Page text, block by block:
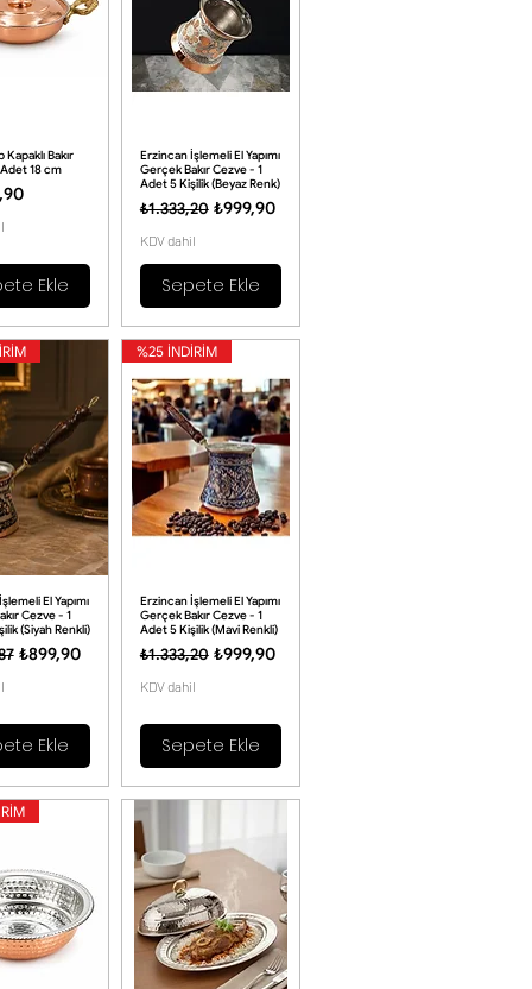
Bakır
18 cm
Ekle
Erzincan İşlemeli El Yapımı
Gerçek Bakır Cezve - 1
Adet 5 Kişilik (Beyaz Renk)
Normal Fiyat
₺1.333,20 İndirimli Fiyat
₺999,90
KDV dahil
Sepete Ekle
El Yapımı
Cezve - 1
(Siyah Renkli)
Fiyat
İndirimli Fiyat
₺899,90
Ekle
%25 İNDİRİM
Erzincan İşlemeli El Yapımı
Gerçek Bakır Cezve - 1
Adet 5 Kişilik (Mavi Renkli)
Normal Fiyat
₺1.333,20 İndirimli Fiyat
₺999,90
KDV dahil
Sepete Ekle